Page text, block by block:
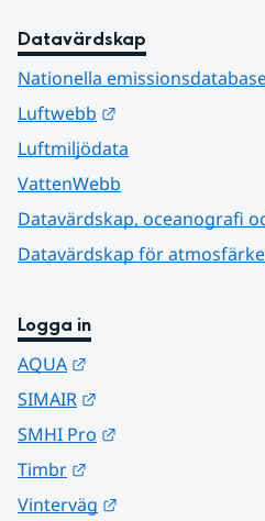
Datavärdskap
Nationella
Luftwebb
Luftmiljödata
VattenWebb
Datavärdskap, oceanografi
Datavärdskap för
Logga in
AQUA
SIMAIR
SMHI Pro
Timbr
Vinterväg